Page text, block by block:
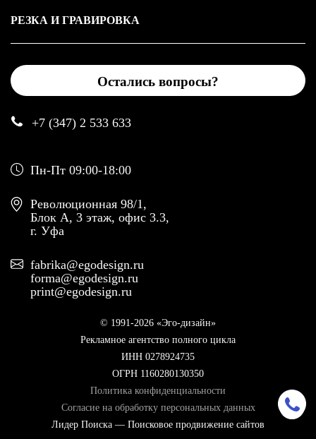
РЕЗКА И ГРАВИРОВКА
Остались вопросы?
+7 (347) 2 533 633
Пн-Пт 09:00-18:00
Революционная 98/1,
Блок А, 3 этаж, офис 3.3,
г. Уфа
fabrika@egodesign.ru
forma@egodesign.ru
print@egodesign.ru
© 1991-2026 «Эго-дизайн»
Рекламное агентство полного цикла
ИНН 0278924735
ОГРН 1160280130350
Политика конфиденциальности
Согласие на обработку персональных данных
Лидер Поиска — Поисковое продвижение сайтов